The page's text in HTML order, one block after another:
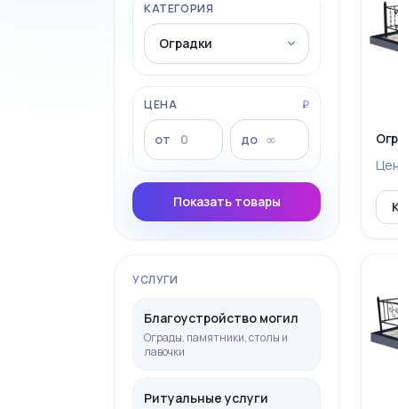
КАТЕГОРИЯ
ЦЕНА ₽
от до
Показать товары
УСЛУГИ
Благоустройство могил
Ограды, памятники, столы и
лавочки
Ритуальные услуги